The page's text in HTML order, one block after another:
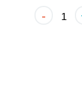
-